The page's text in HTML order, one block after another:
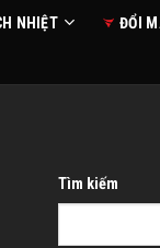
NHIỆT ĐỔI
Tìm kiếm